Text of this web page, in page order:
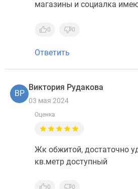
магазины и социалка
0 0
Ответить
ВР
Виктория Рудакова
03 мая 2024
Оценка
Жк обжитой, достаточно
кв.метр доступный
0 0